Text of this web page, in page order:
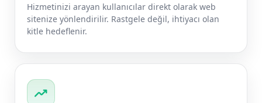
Hizmetinizi arayan kullanıcılar direkt olarak web
sitenize yönlendirilir. Rastgele değil, ihtiyacı olan
kitle hedeflenir.
trending_up